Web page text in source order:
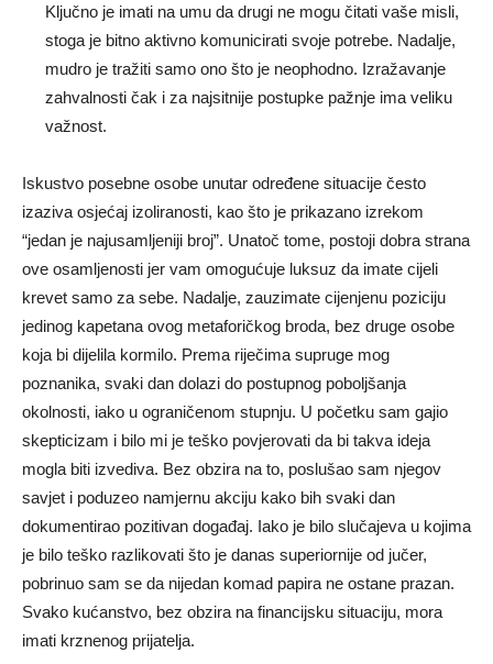
Ključno je imati na umu da drugi ne mogu čitati vaše misli,
stoga je bitno aktivno komunicirati svoje potrebe. Nadalje,
mudro je tražiti samo ono što je neophodno. Izražavanje
zahvalnosti čak i za najsitnije postupke pažnje ima veliku
važnost.
Iskustvo posebne osobe unutar određene situacije često
izaziva osjećaj izoliranosti, kao što je prikazano izrekom
“jedan je najusamljeniji broj”. Unatoč tome, postoji dobra strana
ove osamljenosti jer vam omogućuje luksuz da imate cijeli
krevet samo za sebe. Nadalje, zauzimate cijenjenu poziciju
jedinog kapetana ovog metaforičkog broda, bez druge osobe
koja bi dijelila kormilo. Prema riječima supruge mog
poznanika, svaki dan dolazi do postupnog poboljšanja
okolnosti, iako u ograničenom stupnju. U početku sam gajio
skepticizam i bilo mi je teško povjerovati da bi takva ideja
mogla biti izvediva. Bez obzira na to, poslušao sam njegov
savjet i poduzeo namjernu akciju kako bih svaki dan
dokumentirao pozitivan događaj. Iako je bilo slučajeva u kojima
je bilo teško razlikovati što je danas superiornije od jučer,
pobrinuo sam se da nijedan komad papira ne ostane prazan.
Svako kućanstvo, bez obzira na financijsku situaciju, mora
imati krznenog prijatelja.